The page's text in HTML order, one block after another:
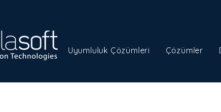
Uyumluluk Çözümleri Çözümler